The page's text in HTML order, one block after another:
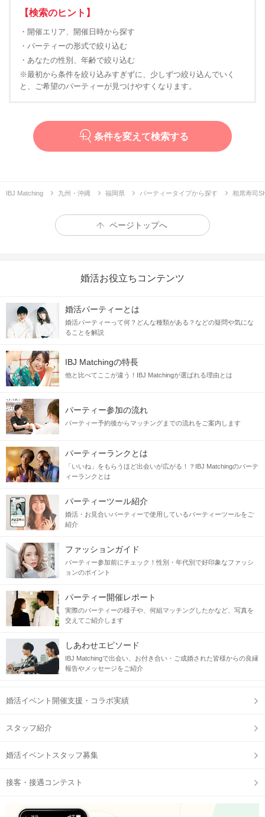
【検索のヒント】
・開催エリア、開催日時から探す
・パーティーの形式で絞り込む
・あなたの性別、年齢で絞り込む
※最初から条件を絞り込みすぎずに、少しずつ絞り込んでいく
と、ご希望のパーティーが見つけやすくなります。
条件を変えて検索する
IBJ Matching 九州・沖縄 福岡県 パーティータイプから探す 相席寿司
ページトップへ
婚活お役立ちコンテンツ
婚活パーティーとは
婚活パーティーって何？どんな種類がある？などの疑問や気にな
ることを解説
IBJ Matchingの特長
他と比べてここが違う！IBJ Matchingが選ばれる理由とは
パーティー参加の流れ
パーティー予約後からマッチングまでの流れをご案内します
パーティーランクとは
「いいね」をもらうほど出会いが広がる！？IBJ Matchingのパーテ
ィーランクとは
パーティーツール紹介
婚活・お見合いパーティーで使用しているパーティーツールをご
紹介
ファッションガイド
パーティー参加前にチェック！性別・年代別で好印象なファッシ
ョンのポイント
パーティー開催レポート
実際のパーティーの様子や、何組マッチングしたかなど、写真を
交えてご紹介します
しあわせエピソード
IBJ Matchingで出会い、お付き合い・ご成婚された皆様からの良縁
報告やメッセージをご紹介
婚活イベント開催支援・コラボ実績
スタッフ紹介
婚活イベントスタッフ募集
接客・接遇コンテスト